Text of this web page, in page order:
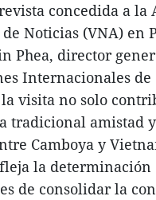
concedida a la
Noticias (VNA) en
Phea, director
Internacionales de
visita no solo
tradicional amistad
Camboya y
la determinación
de consolidar la